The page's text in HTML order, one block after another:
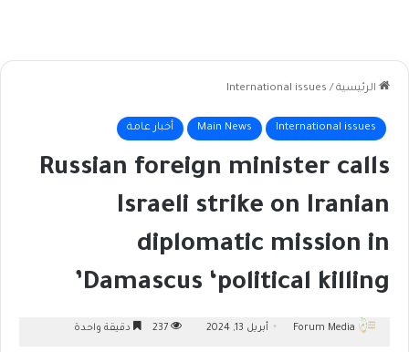
الرئيسية /
International issues
International issues
Main News أخبار عامة
Russian foreign minister calls
Israeli strike on Iranian
diplomatic mission in
Damascus ‘political killing’
Forum Media أبريل 13, 2024 دقيقة واحدة